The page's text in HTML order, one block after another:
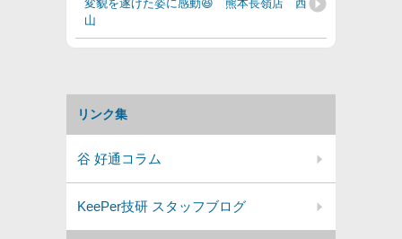
変貌を遂げた姿に感動😆 熊本長嶺店 西
山
リンク集
谷 好通コラム
KeePer技研 スタッフブログ